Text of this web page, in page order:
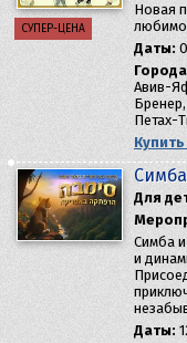
СУПЕР-ЦЕНА
Новая
Даты:
Авив-
Петах-
Для
Симба
и
Даты: